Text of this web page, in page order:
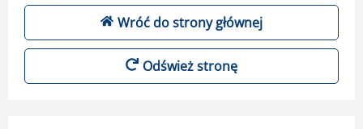
Wróć do strony głównej
Odśwież stronę